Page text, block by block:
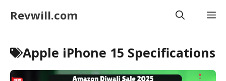
Revwill.com
Apple iPhone 15 Specifications